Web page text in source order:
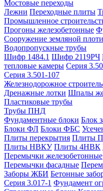
Мостовые переходы
Лежни Переходные плиты
Промышленное
Прогоны железобетонные
Сооружение земляной
Водопропускные трубы
Шифр 1484.1 Шифр 2119РЧ
тепловые камеры Серия
Серия 3.501-107
Железнодорожное
Дренажные лотки Шпалы
Пластиковые трубы
Трубы ПНД
Фундаментные блоки Блок
Блоки ФЛ Блоки ФБС
Плиты перекрытия Плиты
Плиты НВКУ Плиты 4НВК
Перемычки железобетонные
Перемычки фасадные
Заборы ЖБИ Бетонные
Серия 3.017-1 Фундамент